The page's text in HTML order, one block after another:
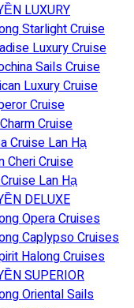
LUXURY
Starlight Cruise
Luxury Cruise
Sails Cruise
Luxury Cruise
Cruise
Cruise
Cruise Lan Hạ
Cheri Cruise
Lan Hạ
DELUXE
Opera Cruises
Caplypso Cruises
Halong Cruises
SUPERIOR
Oriental Sails